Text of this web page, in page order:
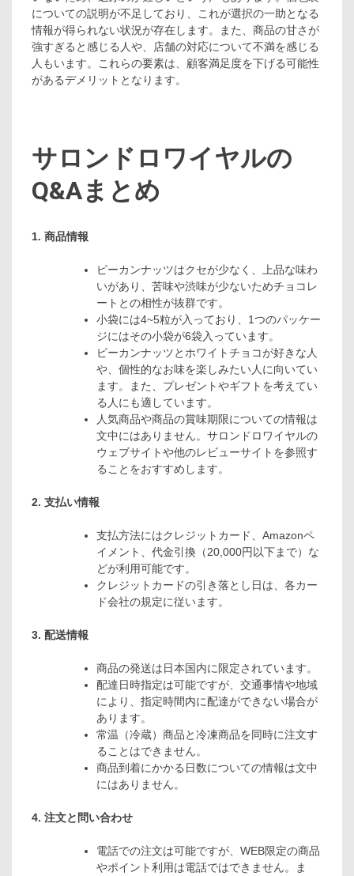
についての説明が不足しており、これが選択の一助となる
情報が得られない状況が存在します。また、商品の甘さが
強すぎると感じる人や、店舗の対応について不満を感じる
人もいます。これらの要素は、顧客満足度を下げる可能性
があるデメリットとなります。
サロンドロワイヤルの
Q&Aまとめ
1. 商品情報
ピーカンナッツはクセが少なく、上品な味わ
いがあり、苦味や渋味が少ないためチョコレ
ートとの相性が抜群です。
小袋には4~5粒が入っており、1つのパッケー
ジにはその小袋が6袋入っています。
ピーカンナッツとホワイトチョコが好きな人
や、個性的なお味を楽しみたい人に向いてい
ます。また、プレゼントやギフトを考えてい
る人にも適しています。
人気商品や商品の賞味期限についての情報は
文中にはありません。サロンドロワイヤルの
ウェブサイトや他のレビューサイトを参照す
ることをおすすめします。
2. 支払い情報
支払方法にはクレジットカード、Amazonペ
イメント、代金引換（20,000円以下まで）な
どが利用可能です。
クレジットカードの引き落とし日は、各カー
ド会社の規定に従います。
3. 配送情報
商品の発送は日本国内に限定されています。
配達日時指定は可能ですが、交通事情や地域
により、指定時間内に配達ができない場合が
あります。
常温（冷蔵）商品と冷凍商品を同時に注文す
ることはできません。
商品到着にかかる日数についての情報は文中
にはありません。
4. 注文と問い合わせ
電話での注文は可能ですが、WEB限定の商品
やポイント利用は電話ではできません。ま